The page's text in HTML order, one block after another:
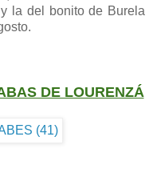
la del bonito de Burela
DE LOURENZÁ